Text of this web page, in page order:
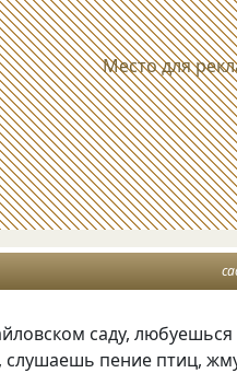
Место для
саду,
слушаешь пение птиц,